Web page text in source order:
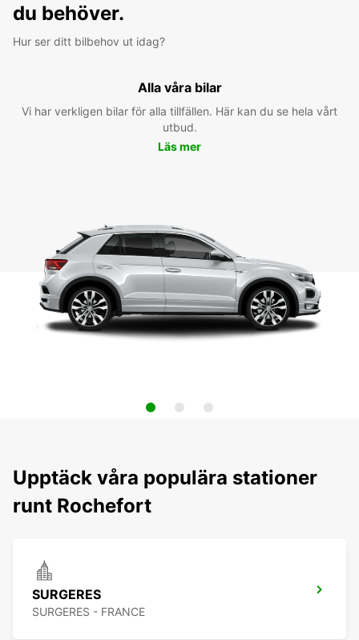
du behöver.
Hur ser ditt bilbehov ut idag?
Alla våra bilar
Vi har verkligen bilar för alla tillfällen. Här kan du se hela vårt
utbud.
Läs mer
Upptäck våra populära stationer
runt Rochefort
SURGERES
SURGERES - FRANCE